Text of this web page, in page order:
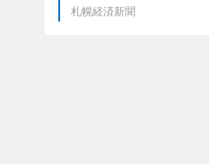
札幌経済新聞